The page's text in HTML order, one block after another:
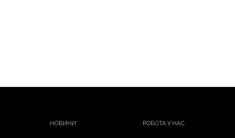
НОВИНИ РОБОТА У НАС